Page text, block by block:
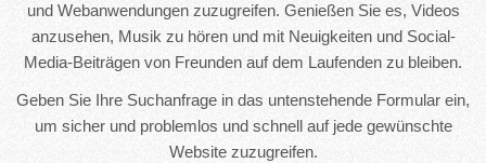
und Webanwendungen zuzugreifen. Genießen Sie es, Videos
anzusehen, Musik zu hören und mit Neuigkeiten und Social-
Media-Beiträgen von Freunden auf dem Laufenden zu bleiben.
Geben Sie Ihre Suchanfrage in das untenstehende Formular ein,
um sicher und problemlos und schnell auf jede gewünschte
Website zuzugreifen.